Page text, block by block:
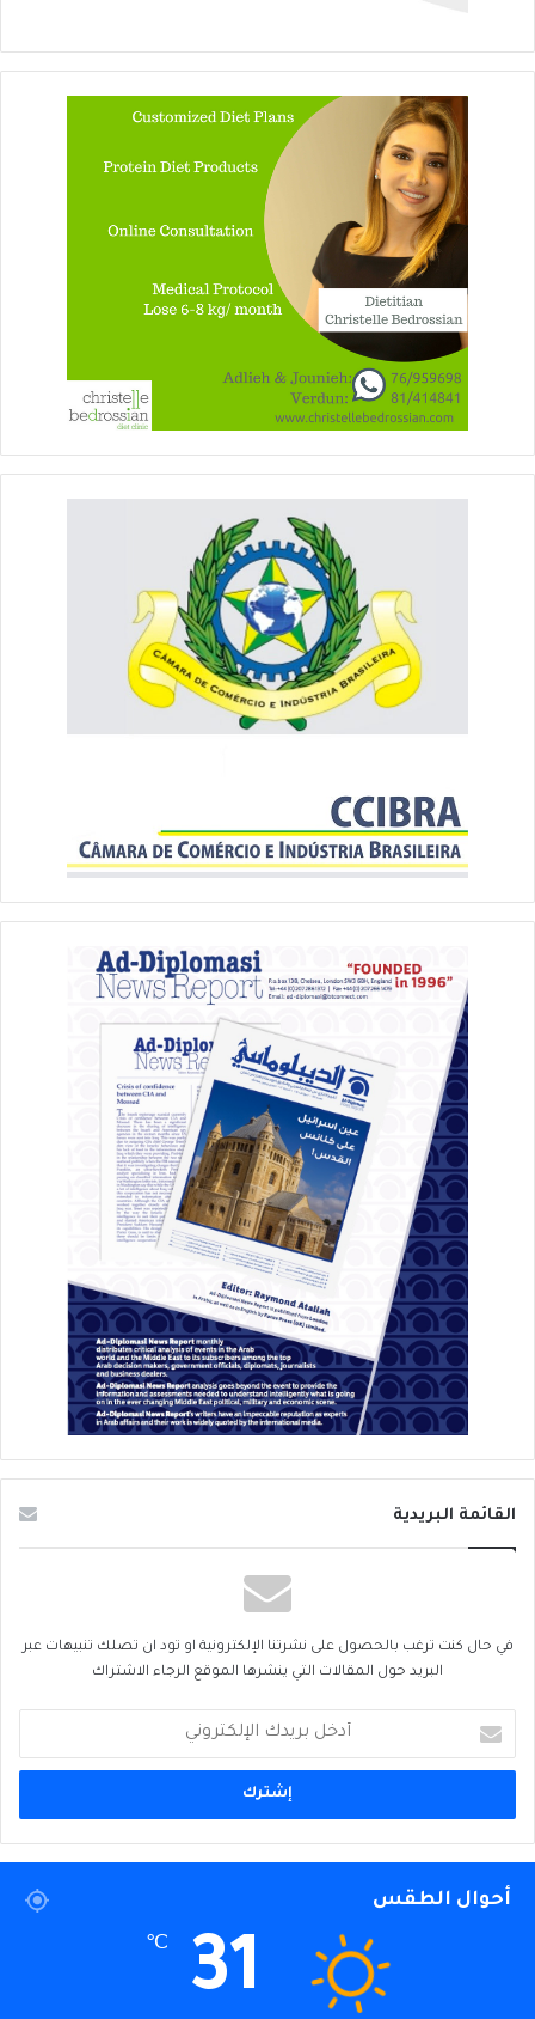
القائمة البريدية
في حال كنت ترغب بالحصول على نشرتنا الإلكترونية او تود ان تصلك تنبيهات عبر
البريد حول المقالات التي ينشرها الموقع الرجاء الاشتراك
بريدك
الإلكتروني
أحوال الطقس
31
℃